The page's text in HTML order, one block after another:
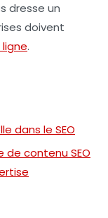
dresse un
doivent
.
dans le SEO
de contenu SEO